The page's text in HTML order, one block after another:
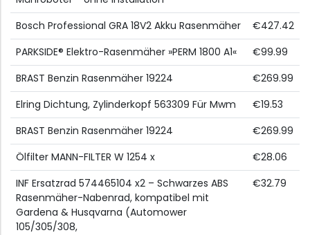
Bosch Professional GRA 18V2 Akku Rasenmäher
€427.42
PARKSIDE® Elektro-Rasenmäher »PERM 1800 A1«
€99.99
BRAST Benzin Rasenmäher 19224
€269.99
Elring Dichtung, Zylinderkopf 563309 Für Mwm
€19.53
BRAST Benzin Rasenmäher 19224
€269.99
Ölfilter MANN-FILTER W 1254 x
€28.06
INF Ersatzrad 574465104 x2 – Schwarzes ABS
Rasenmäher-Nabenrad, kompatibel mit
Gardena & Husqvarna (Automower
105/305/308,
€32.79